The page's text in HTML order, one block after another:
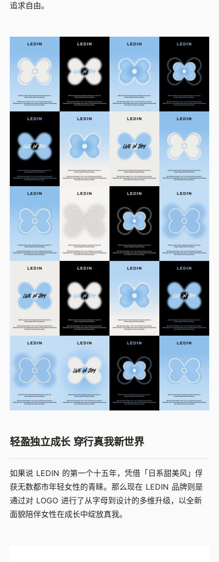
追求自由。
轻盈独立成长 穿行真我新世界
如果说 LEDIN 的第一个十五年，凭借「日系甜美风」俘
获无数都市年轻女性的青睐。那么现在 LEDIN 品牌则是
通过对 LOGO 进行了从字母到设计的多维升级，以全新
面貌陪伴女性在成长中绽放真我。